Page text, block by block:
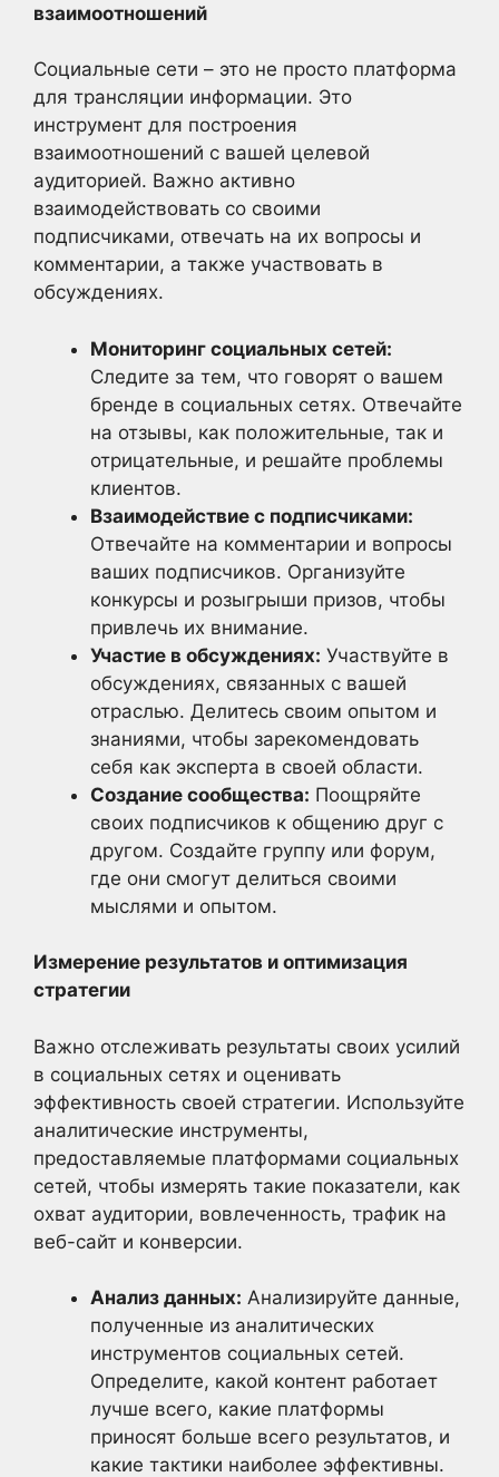
взаимоотношений
Социальные сети – это не просто платформа
для трансляции информации. Это
инструмент для построения
взаимоотношений с вашей целевой
аудиторией. Важно активно
взаимодействовать со своими
подписчиками, отвечать на их вопросы и
комментарии, а также участвовать в
обсуждениях.
Мониторинг социальных сетей:
Следите за тем, что говорят о вашем
бренде в социальных сетях. Отвечайте
на отзывы, как положительные, так и
отрицательные, и решайте проблемы
клиентов.
Взаимодействие с подписчиками:
Отвечайте на комментарии и вопросы
ваших подписчиков. Организуйте
конкурсы и розыгрыши призов, чтобы
привлечь их внимание.
Участие в обсуждениях: Участвуйте в
обсуждениях, связанных с вашей
отраслью. Делитесь своим опытом и
знаниями, чтобы зарекомендовать
себя как эксперта в своей области.
Создание сообщества: Поощряйте
своих подписчиков к общению друг с
другом. Создайте группу или форум,
где они смогут делиться своими
мыслями и опытом.
Измерение результатов и оптимизация
стратегии
Важно отслеживать результаты своих усилий
в социальных сетях и оценивать
эффективность своей стратегии. Используйте
аналитические инструменты,
предоставляемые платформами социальных
сетей, чтобы измерять такие показатели, как
охват аудитории, вовлеченность, трафик на
веб-сайт и конверсии.
Анализ данных: Анализируйте данные,
полученные из аналитических
инструментов социальных сетей.
Определите, какой контент работает
лучше всего, какие платформы
приносят больше всего результатов, и
какие тактики наиболее эффективны.